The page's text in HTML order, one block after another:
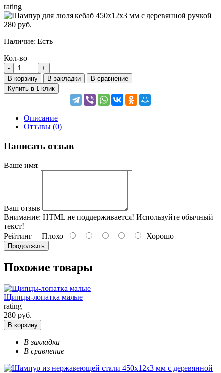
rating
280 руб.
Наличие: Есть
Кол-во
В корзину В закладки
В сравнение
Купить в 1 клик
Описание
Отзывы (0)
Написать отзыв
Ваше имя:
Ваш отзыв
Внимание: HTML не поддерживается! Используйте обычный
текст!
Рейтинг Плохо Хорошо
Продолжить
Похожие товары
Щипцы-лопатка малые
rating
280 руб.
В корзину
В закладки
В сравнение